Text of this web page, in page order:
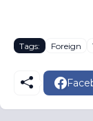
Tags: Foreign